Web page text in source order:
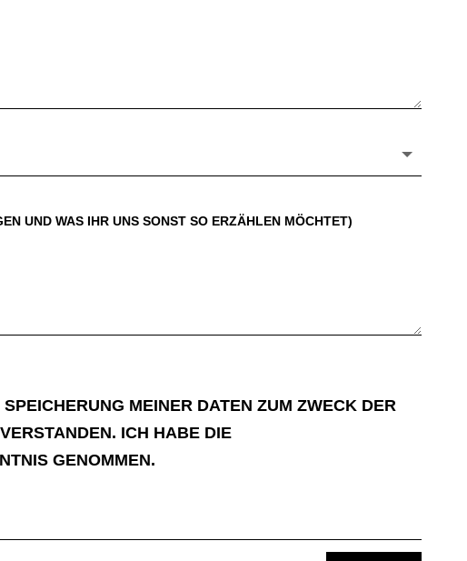
MEINER DATEN ZUM ZWECK DER
ICH HABE DIE
GENOMMEN.